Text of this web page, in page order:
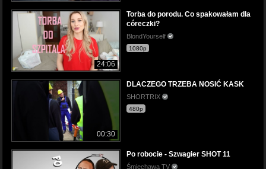
24:06
Torba do porodu. Co spakowałam dla
córeczki?
BlondYourself
1080p
00:30
DLACZEGO TRZEBA NOSIĆ KASK
SHORTRIX
480p
Po robocie - Szwagier SHOT 11
Śmiechawa TV